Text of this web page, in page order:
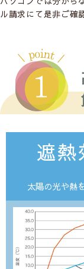
ル請求にて是非ご確
遮
太陽の光や熱